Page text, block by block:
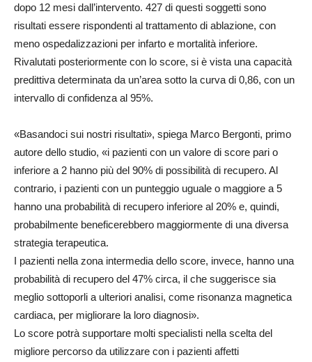
dopo 12 mesi dall’intervento. 427 di questi soggetti sono
risultati essere rispondenti al trattamento di ablazione, con
meno ospedalizzazioni per infarto e mortalità inferiore.
Rivalutati posteriormente con lo score, si è vista una capacità
predittiva determinata da un’area sotto la curva di 0,86, con un
intervallo di confidenza al 95%.
«Basandoci sui nostri risultati», spiega Marco Bergonti, primo
autore dello studio, «i pazienti con un valore di score pari o
inferiore a 2 hanno più del 90% di possibilità di recupero. Al
contrario, i pazienti con un punteggio uguale o maggiore a 5
hanno una probabilità di recupero inferiore al 20% e, quindi,
probabilmente beneficerebbero maggiormente di una diversa
strategia terapeutica.
I pazienti nella zona intermedia dello score, invece, hanno una
probabilità di recupero del 47% circa, il che suggerisce sia
meglio sottoporli a ulteriori analisi, come risonanza magnetica
cardiaca, per migliorare la loro diagnosi».
Lo score potrà supportare molti specialisti nella scelta del
migliore percorso da utilizzare con i pazienti affetti